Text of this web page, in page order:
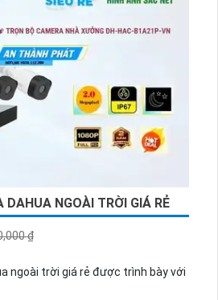
DAHUA NGOÀI TRỜI GIÁ RẺ
₫
ngoài trời giá rẻ được trình bày với